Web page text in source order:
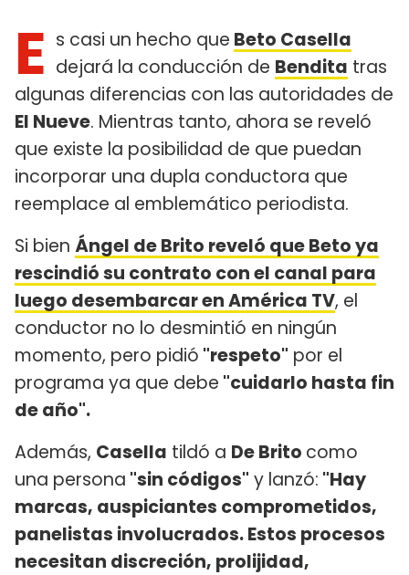
E s casi un hecho que Beto Casella
dejará la conducción de Bendita tras
algunas diferencias con las autoridades de
El Nueve. Mientras tanto, ahora se reveló
que existe la posibilidad de que puedan
incorporar una dupla conductora que
reemplace al emblemático periodista.
Si bien Ángel de Brito reveló que Beto ya
rescindió su contrato con el canal para
luego desembarcar en América TV, el
conductor no lo desmintió en ningún
momento, pero pidió "respeto" por el
programa ya que debe "cuidarlo hasta fin
de año".
Además, Casella tildó a De Brito como
una persona "sin códigos" y lanzó: "Hay
marcas, auspiciantes comprometidos,
panelistas involucrados. Estos procesos
necesitan discreción, prolijidad,